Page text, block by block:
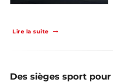
Lire la suite
Des sièges sport pour